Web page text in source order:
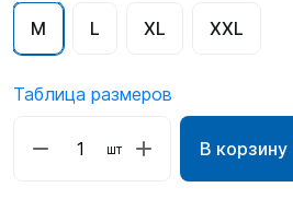
M L XL XXL
Таблица размеров
шт В корзину